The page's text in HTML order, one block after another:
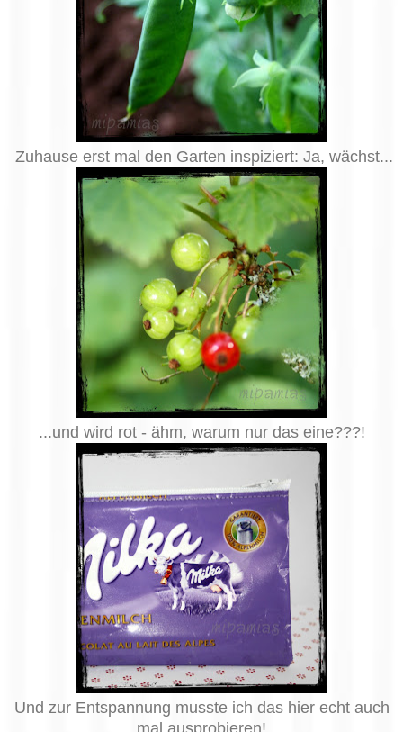
Zuhause erst mal den Garten inspiziert: Ja, wächst...
...und wird rot - ähm, warum nur das eine???!
Und zur Entspannung musste ich das hier echt auch
mal ausprobieren!